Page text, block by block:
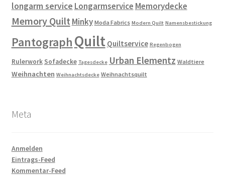
longarm service Longarmservice Memorydecke
Memory Quilt Minky Moda Fabrics Modern Quilt Namensbestickung
Pantograph Quilt Quiltservice Regenbogen
Rulerwork Sofadecke Tagesdecke Urban Elementz Waldtiere
Weihnachten Weihnachtsdecke Weihnachtsquilt
Meta
Anmelden
Eintrags-Feed
Kommentar-Feed